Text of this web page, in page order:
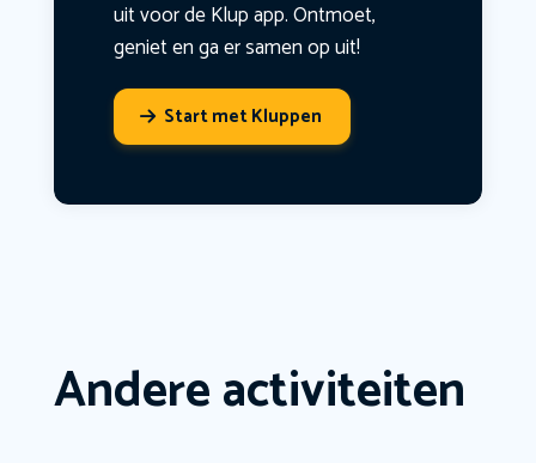
uit voor de Klup app. Ontmoet,
geniet en ga er samen op uit!
Start met Kluppen
Andere activiteiten